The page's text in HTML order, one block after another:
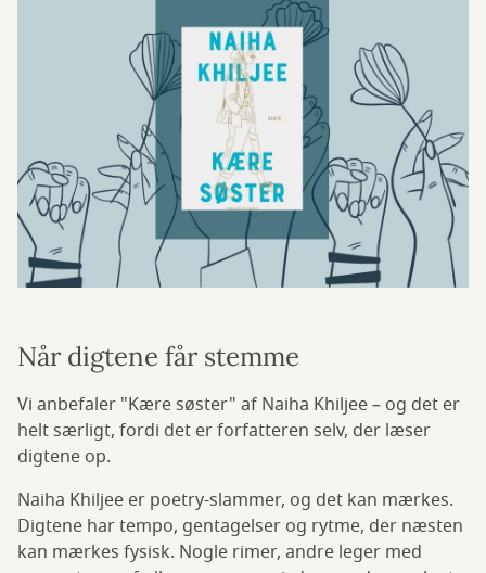
Når digtene får stemme
Vi anbefaler "Kære søster" af Naiha Khiljee – og det er
helt særligt, fordi det er forfatteren selv, der læser
digtene op.
Naiha Khiljee er poetry-slammer, og det kan mærkes.
Digtene har tempo, gentagelser og rytme, der næsten
kan mærkes fysisk. Nogle rimer, andre leger med